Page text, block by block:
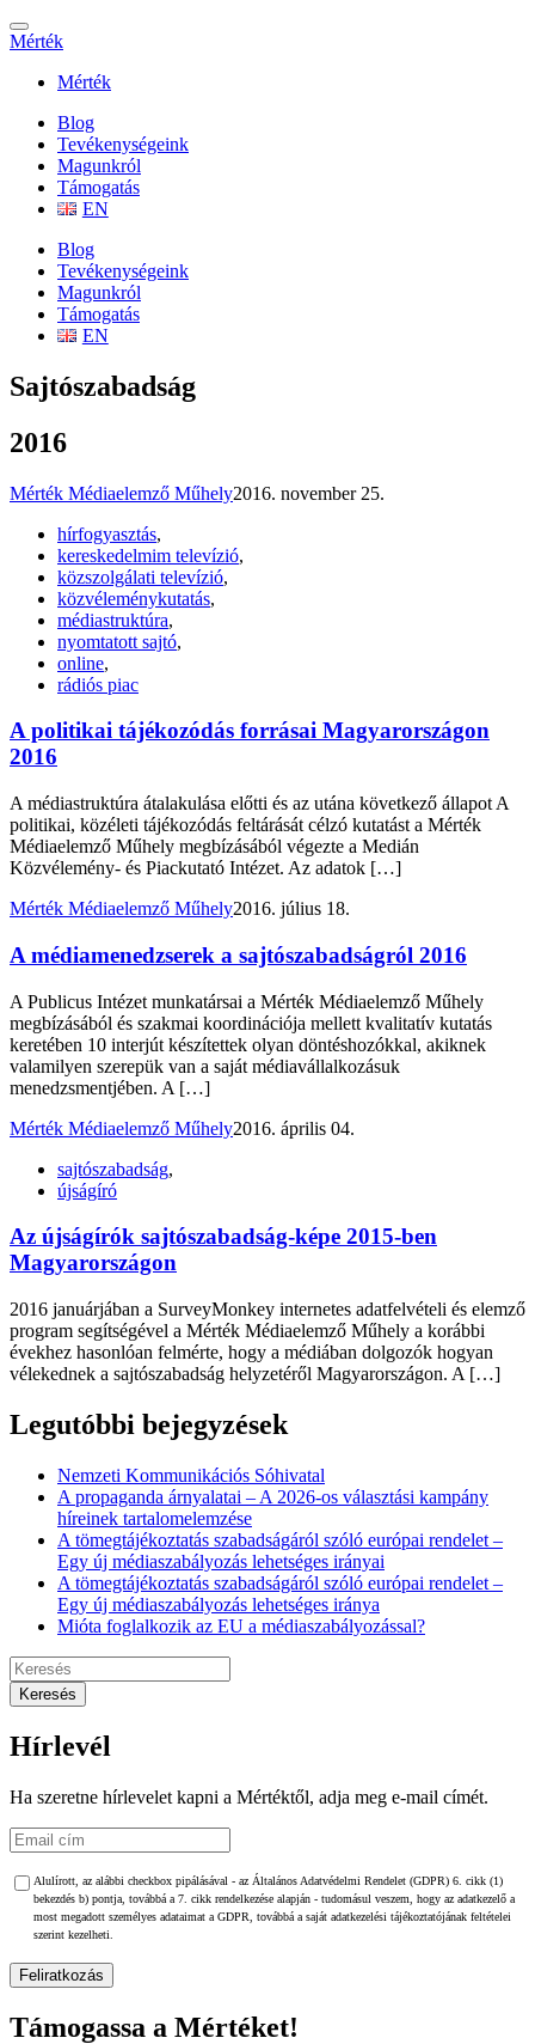
Mérték
Mérték
Blog
Tevékenységeink
Magunkról
Támogatás
EN
Blog
Tevékenységeink
Magunkról
Támogatás
EN
Sajtószabadság
2016
Mérték Médiaelemző Műhely2016. november 25.
hírfogyasztás,
kereskedelmim televízió,
közszolgálati televízió,
közvéleménykutatás,
médiastruktúra,
nyomtatott sajtó,
online,
rádiós piac
A politikai tájékozódás forrásai Magyarországon
2016
A médiastruktúra átalakulása előtti és az utána következő állapot A
politikai, közéleti tájékozódás feltárását célzó kutatást a Mérték
Médiaelemző Műhely megbízásából végezte a Medián
Közvélemény- és Piackutató Intézet. Az adatok […]
Mérték Médiaelemző Műhely2016. július 18.
A médiamenedzserek a sajtószabadságról 2016
A Publicus Intézet munkatársai a Mérték Médiaelemző Műhely
megbízásából és szakmai koordinációja mellett kvalitatív kutatás
keretében 10 interjút készítettek olyan döntéshozókkal, akiknek
valamilyen szerepük van a saját médiavállalkozásuk
menedzsmentjében. A […]
Mérték Médiaelemző Műhely2016. április 04.
sajtószabadság,
újságíró
Az újságírók sajtószabadság-képe 2015-ben
Magyarországon
2016 januárjában a SurveyMonkey internetes adatfelvételi és elemző
program segítségével a Mérték Médiaelemző Műhely a korábbi
évekhez hasonlóan felmérte, hogy a médiában dolgozók hogyan
vélekednek a sajtószabadság helyzetéről Magyarországon. A […]
Legutóbbi bejegyzések
Nemzeti Kommunikációs Sóhivatal
A propaganda árnyalatai – A 2026-os választási kampány
híreinek tartalomelemzése
A tömegtájékoztatás szabadságáról szóló európai rendelet –
Egy új médiaszabályozás lehetséges irányai
A tömegtájékoztatás szabadságáról szóló európai rendelet –
Egy új médiaszabályozás lehetséges iránya
Mióta foglalkozik az EU a médiaszabályozással?
Hírlevél
Ha szeretne hírlevelet kapni a Mértéktől, adja meg e-mail címét.
Alulírott, az alábbi checkbox pipálásával - az Általános Adatvédelmi Rendelet (GDPR) 6. cikk (1)
bekezdés b) pontja, továbbá a 7. cikk rendelkezése alapján - tudomásul veszem, hogy az adatkezelő a
most megadott személyes adataimat a GDPR, továbbá a saját adatkezelési tájékoztatójának feltételei
szerint kezelheti.
Támogassa a Mértéket!